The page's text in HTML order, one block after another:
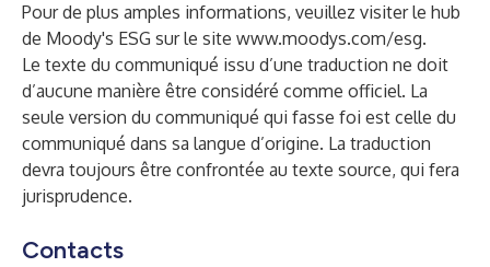
Pour de plus amples informations, veuillez visiter le hub
de Moody's ESG sur le site www.moodys.com/esg.
Le texte du communiqué issu d’une traduction ne doit
d’aucune manière être considéré comme officiel. La
seule version du communiqué qui fasse foi est celle du
communiqué dans sa langue d’origine. La traduction
devra toujours être confrontée au texte source, qui fera
jurisprudence.
Contacts